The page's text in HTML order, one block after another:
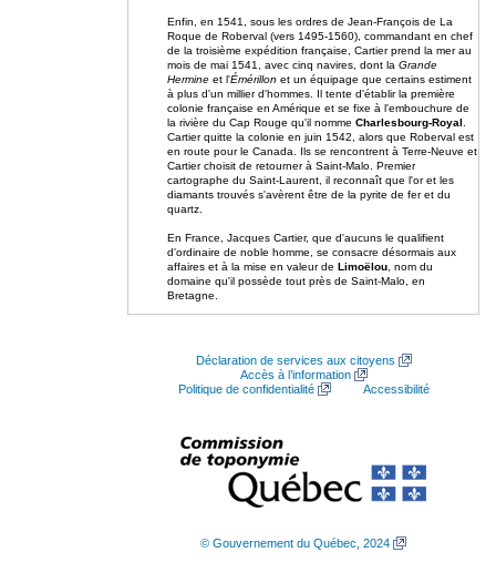
Enfin, en 1541, sous les ordres de Jean-François de La
Roque de Roberval (vers 1495-1560), commandant en chef
de la troisième expédition française, Cartier prend la mer au
mois de mai 1541, avec cinq navires, dont la Grande
Hermine et l'Émérillon et un équipage que certains estiment
à plus d'un millier d'hommes. Il tente d'établir la première
colonie française en Amérique et se fixe à l'embouchure de
la rivière du Cap Rouge qu'il nomme Charlesbourg-Royal
Cartier quitte la colonie en juin 1542, alors que Roberval est
en route pour le Canada. Ils se rencontrent à Terre-Neuve et
Cartier choisit de retourner à Saint-Malo. Premier
cartographe du Saint-Laurent, il reconnaît que l'or et les
diamants trouvés s'avèrent être de la pyrite de fer et du
quartz.
En France, Jacques Cartier, que d'aucuns le qualifient
d'ordinaire de noble homme, se consacre désormais aux
affaires et à la mise en valeur de Limoëlou , nom du
domaine qu'il possède tout près de Saint-Malo, en
Bretagne.
Déclaration de services aux citoyens
Accès à l’information
Politique de confidentialité
Accessibilité
© Gouvernement du Québec, 2024